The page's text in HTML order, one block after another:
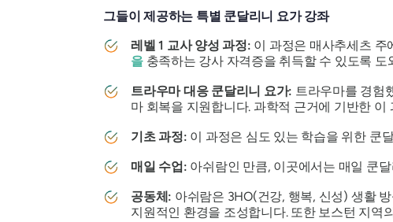
그들이 제공하는 특별 쿤달리니 요가 강좌
레벨 1 교사 양성 과정: 이 과정은 매사추세츠
을충족하는 강사 자격증을 취득할 수 있도록 도
트라우마 대응 쿤달리니 요가: 트라우마를 경험
마 회복을 지원합니다. 과학적 근거에 기반한
기초 과정: 이 과정은 심도 있는 학습을 위한 쿤
매일 수업: 아쉬람인 만큼, 이곳에서는 매일 쿤
공동체: 아쉬람은 3HO(건강, 행복, 신성) 생활
지원적인 환경을 조성합니다. 또한 보스턴 지역